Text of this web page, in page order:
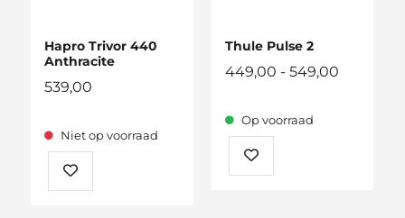
Hapro Trivor 440
Anthracite
539,00
Niet op voorraad
Thule Pulse 2
449,00 - 549,00
Op voorraad